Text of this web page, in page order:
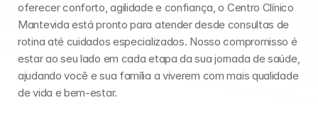
oferecer conforto, agilidade e confiança, o Centro Clínico
Mantevida está pronto para atender desde consultas de
rotina até cuidados especializados. Nosso compromisso é
estar ao seu lado em cada etapa da sua jornada de saúde,
ajudando você e sua família a viverem com mais qualidade
de vida e bem-estar.